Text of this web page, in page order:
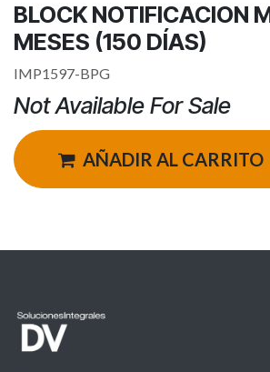
BLOCK NOTIFICACION
MESES (150 DÍAS)
IMP1597-BPG
Not Available For Sale
AÑADIR AL CARRITO